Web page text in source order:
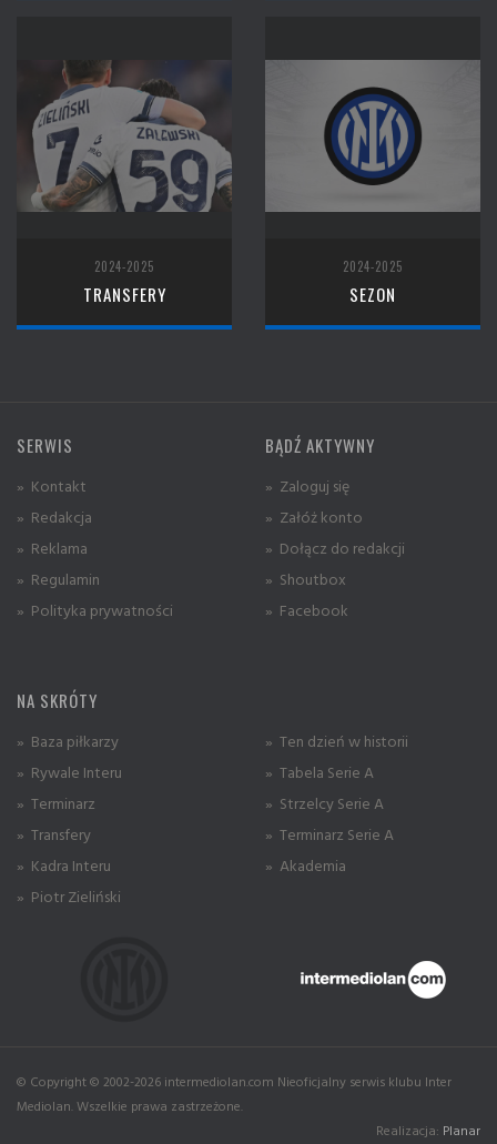
2024-2025
TRANSFERY
2024-2025
SEZON
SERWIS
» Kontakt
» Redakcja
» Reklama
» Regulamin
» Polityka prywatności
BĄDŹ AKTYWNY
» Zaloguj się
» Załóż konto
» Dołącz do redakcji
» Shoutbox
» Facebook
NA SKRÓTY
» Baza piłkarzy
» Rywale Interu
» Terminarz
» Transfery
» Kadra Interu
» Piotr Zieliński
» Ten dzień w historii
» Tabela Serie A
» Strzelcy Serie A
» Terminarz Serie A
» Akademia
© Copyright © 2002-2026 intermediolan.com Nieoficjalny serwis klubu Inter
Mediolan. Wszelkie prawa zastrzeżone.
Realizacja: Planar